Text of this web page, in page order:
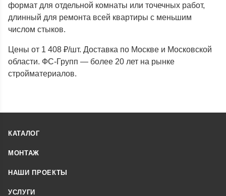
формат для отдельной комнаты или точечных работ,
длинный для ремонта всей квартиры с меньшим
числом стыков.
Цены от 1 408 ₽/шт. Доставка по Москве и Московской
области. ФС-Групп — более 20 лет на рынке
стройматериалов.
КАТАЛОГ
МОНТАЖ
НАШИ ПРОЕКТЫ
УСЛУГИ